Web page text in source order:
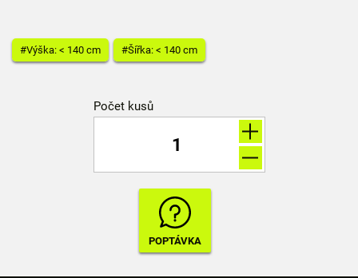
#Výška: < 140 cm #Šířka: < 140 cm
Počet kusů